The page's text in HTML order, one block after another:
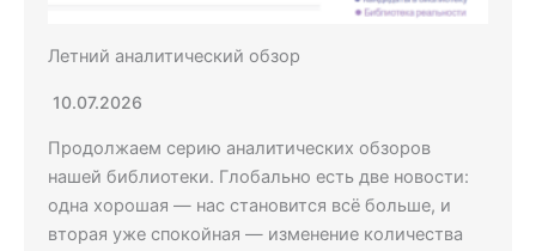
Летний аналитический обзор
10.07.2026
Продолжаем серию аналитических обзоров
нашей библиотеки. Глобально есть две новости:
одна хорошая — нас становится всё больше, и
вторая уже спокойная — изменение количества